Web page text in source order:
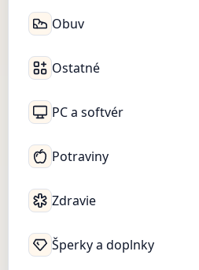
Obuv
Ostatné
PC a softvér
Potraviny
Zdravie
Šperky a doplnky